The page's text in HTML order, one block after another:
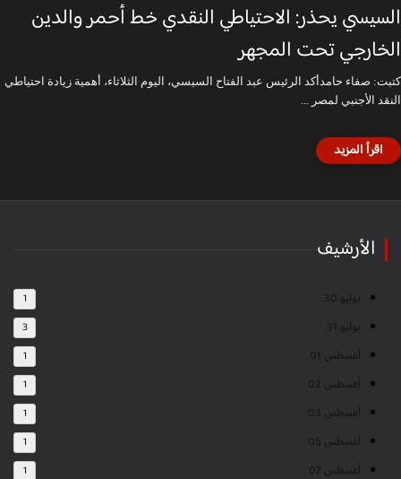
السيسي يحذر: الاحتياطي النقدي خط أحمر والدين
الخارجي تحت المجهر
كتبت: صفاء حامدأكد الرئيس عبد الفتاح السيسي، اليوم الثلاثاء، أهمية زيادة احتياطي
النقد الأجنبي لمصر ...
الأرشيف
يوليو 30 1
يوليو 31 3
أغسطس 01 1
أغسطس 02 1
أغسطس 03 1
أغسطس 05 1
أغسطس 07 1